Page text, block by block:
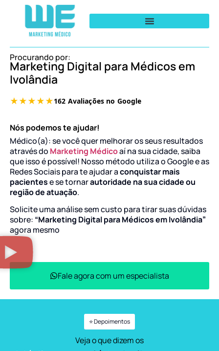
Procurando por:
Marketing Digital para Médicos em
Ivolândia
Nós podemos te ajudar!
Médico(a): se você quer melhorar os seus resultados
através do Marketing Médicoaí na sua cidade, saiba
que isso é possível! Nosso método utiliza o Google e as
Redes Sociais para te ajudar aconquistar mais
pacientese se tornarautoridade na sua cidade ou
região de atuação.
Solicite uma análise sem custo para tirar suas dúvidas
sobre: “Marketing Digital para Médicos em Ivolândia”
agora mesmo
Fale agora com um especialista
⭐ Depoimentos
Veja o que dizem os